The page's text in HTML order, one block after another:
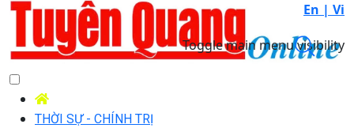
En | Vi
Toggle main menu visibility
THỜI SỰ - CHÍNH TRỊ